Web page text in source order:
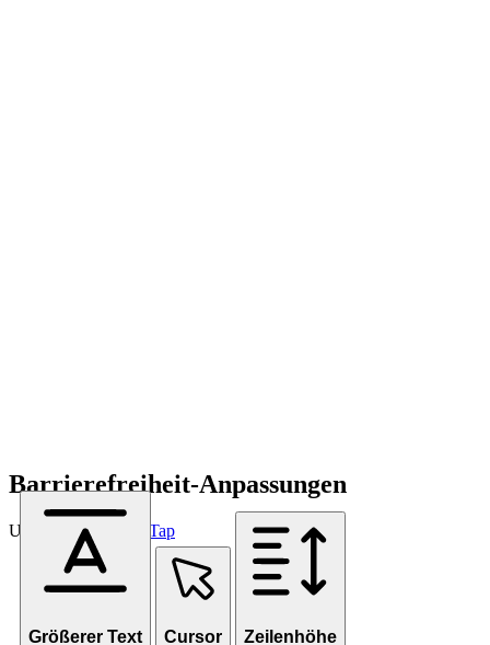
Barrierefreiheit-Anpassungen
Unterstützt von OneTap
Größerer Text Cursor Zeilenhöhe